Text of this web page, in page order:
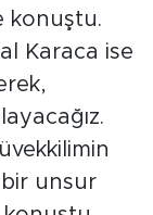
konuştu.
Karaca ise
bir unsur